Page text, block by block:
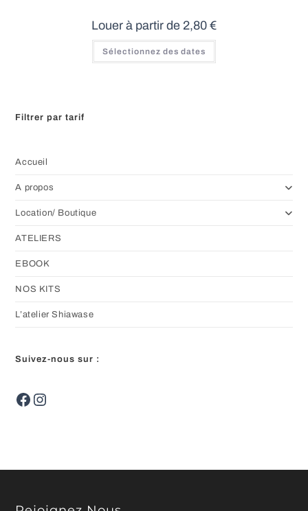
Louer à partir de 2,80 €
Sélectionnez des dates
Filtrer par tarif
Accueil
A propos
Location/ Boutique
ATELIERS
EBOOK
NOS KITS
L’atelier Shiawase
Suivez-nous sur :
FacebookInstagram